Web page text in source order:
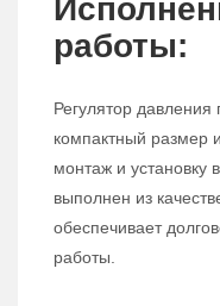
работы:
Регулятор
компактный размер
монтаж и установку
выполнен из
обеспечивает
работы.